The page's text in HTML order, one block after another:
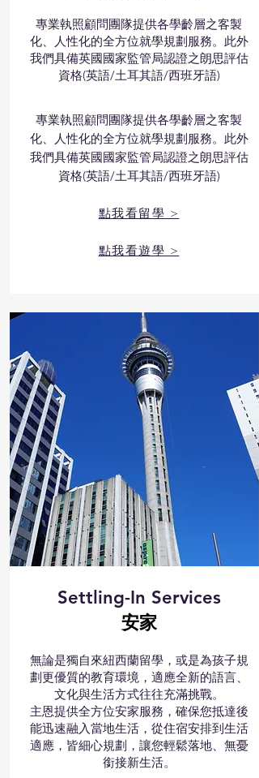
專業執照顧問團隊提供各學齡層之客製
化、人性化的全方位就學規劃服務。此外
我們具備英國國家監管局認證之朗思評估
資格(英語/土耳其語/西班牙語)
專業執照顧問團隊提供各學齡層之客製
化、人性化的全方位就學規劃服務。此外
我們具備英國國家監管局認證之朗思評估
資格(英語/土耳其語/西班牙語)
​點我看留學 >
​點我看遊學 >
Settling-In Services
​安家​
無論是獨自來紐西蘭留學，或是為孩子規
劃更優質的教育環境，適應全新的語言、
文化與生活方式往往充滿挑戰。
主恩提供全方位安家服務，確保您抵達後
能迅速融入當地生活，從住宿安排到生活
適應，皆細心規劃，讓您輕鬆落地、無憂
銜接新生活。